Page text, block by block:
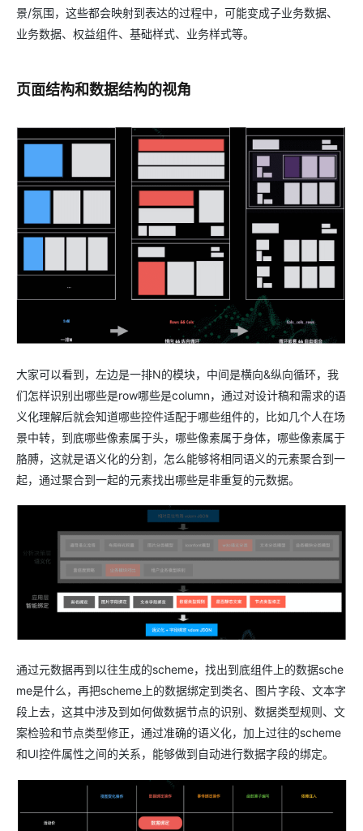
景/氛围，这些都会映射到表达的过程中，可能变成子业务数据、
业务数据、权益组件、基础样式、业务样式等。
页面结构和数据结构的视角
大家可以看到，左边是一排N的模块，中间是横向&纵向循环，我
们怎样识别出哪些是row哪些是column，通过对设计稿和需求的语
义化理解后就会知道哪些控件适配于哪些组件的，比如几个人在场
景中转，到底哪些像素属于头，哪些像素属于身体，哪些像素属于
胳膊，这就是语义化的分割，怎么能够将相同语义的元素聚合到一
起，通过聚合到一起的元素找出哪些是非重复的元数据。
通过元数据再到以往生成的scheme，找出到底组件上的数据sche
me是什么，再把scheme上的数据绑定到类名、图片字段、文本字
段上去，这其中涉及到如何做数据节点的识别、数据类型规则、文
案检验和节点类型修正，通过准确的语义化，加上过往的scheme
和UI控件属性之间的关系，能够做到自动进行数据字段的绑定。